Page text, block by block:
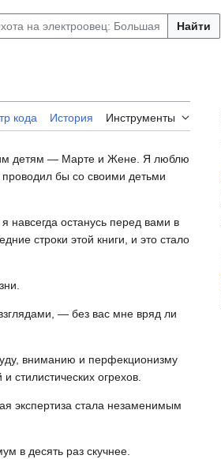
Найти
кода История Инструменты
детям — Марте и Жене. Я люблю
бы со своими детьми
навсегда останусь перед вами в
строки этой книги, и это стало
— без вас мне вряд ли
вниманию и перфекционизму
стилистических огрехов.
экспертиза стала незаменимым
в десять раз скучнее.